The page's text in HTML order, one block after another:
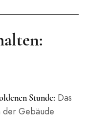
Stunde: Das
Gebäude